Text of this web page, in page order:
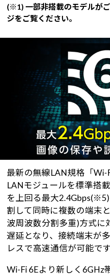
(※1) 一部非搭載のモデルが
ジをご覧ください。
最新の無線LAN規格「Wi-
LANモジュールを標準搭
を上回る最大
割して同時に複数の端末
波周波数分割多重)方式に
遅延となり、接続端末が
レスで高速通信が可能です
Wi-Fi 6Eより新しく6GHz